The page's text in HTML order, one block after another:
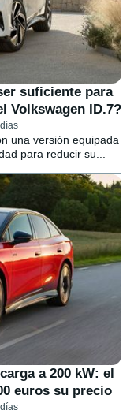
suficiente para
Volkswagen ID.7?
una versión equipada
para reducir su...
a 200 kW: el
euros su precio